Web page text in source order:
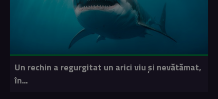
Un rechin a regurgitat un arici viu și nevătămat,
în...